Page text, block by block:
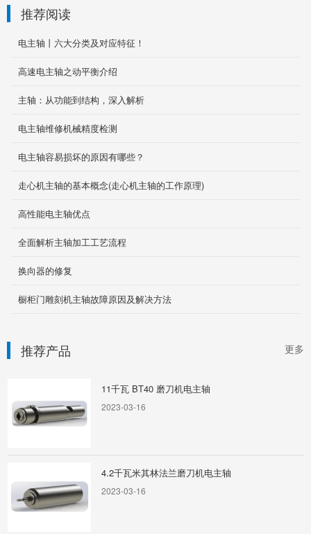
推荐阅读
电主轴丨六大分类及对应特征！
高速电主轴之动平衡介绍
主轴：从功能到结构，深入解析
电主轴维修机械精度检测
电主轴容易损坏的原因有哪些？
走心机主轴的基本概念(走心机主轴的工作原理)
高性能电主轴优点
全面解析主轴加工工艺流程
换向器的修复
橱柜门雕刻机主轴故障原因及解决方法
更多
推荐产品
应用范围：应用于各类数控高速加工中心机术，
适用于各类金属，非金属类材料的铣削加工
7.5KWHSK30000转-HSK自动换刀主轴系列
11千瓦 BT40 磨刀机电主轴
2023-03-16
4.2千瓦米其林法兰磨刀机电主轴
2023-03-16